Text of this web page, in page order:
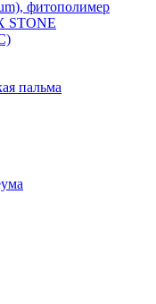
фитополимер
STONE
пальма